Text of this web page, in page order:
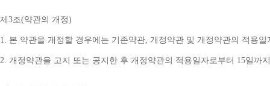
제 3조(약관의 개정)
1. 본 약관을 개정할 경우에는 기존약관, 개정약관 및 개정약관의 적용
2. 개정약관을 고지 또는 공지한 후 개정약관의 적용일자로부터 15일까